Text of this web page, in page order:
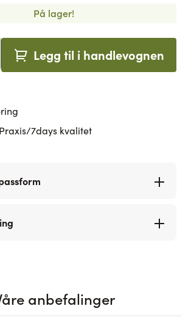
På lager!
Legg til i handlevognen
7days kvalitet
anbefalinger